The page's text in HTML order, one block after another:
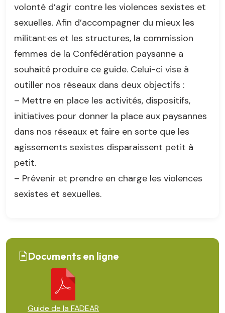
volonté d’agir contre les violences sexistes et
sexuelles. Afin d’accompagner du mieux les
militant·es et les structures, la commission
femmes de la Confédération paysanne a
souhaité produire ce guide. Celui-ci vise à
outiller nos réseaux dans deux objectifs :
– Mettre en place les activités, dispositifs,
initiatives pour donner la place aux paysannes
dans nos réseaux et faire en sorte que les
agissements sexistes disparaissent petit à
petit.
– Prévenir et prendre en charge les violences
sexistes et sexuelles.
Documents en ligne
Guide de la FADEAR